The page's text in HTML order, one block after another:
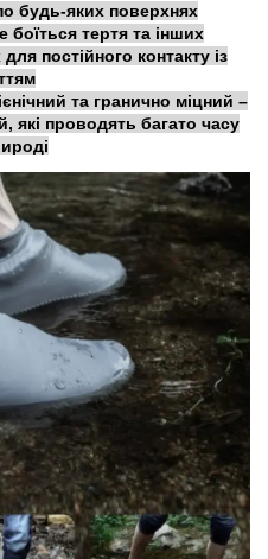
будь-яких поверхнях
боїться тертя та інших
постійного контакту із
та гранично міцний –
які проводять багато часу